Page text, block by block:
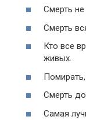
Смерть не
Смерть
Кто все
живых.
Смерть
Самая